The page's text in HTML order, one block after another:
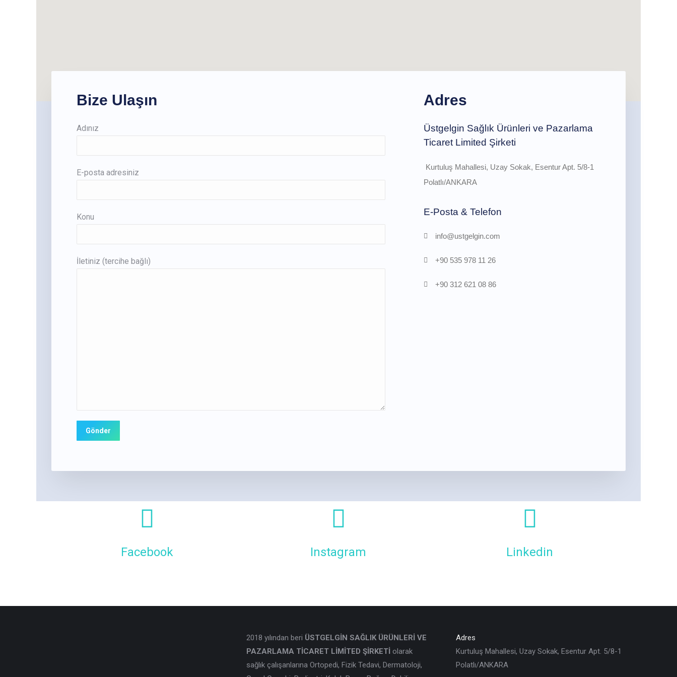
Bize Ulaşın
Adınız
E-posta adresiniz
Konu
İletiniz (tercihe bağlı)
Adres
Üstgelgin Sağlık Ürünleri ve Pazarlama
Ticaret Limited Şirketi
Kurtuluş Mahallesi, Uzay Sokak, Esentur Apt. 5/8-1
Polatlı/ANKARA
E-Posta & Telefon
info@ustgelgin.com
+90 535 978 11 26
+90 312 621 08 86
Facebook Instagram Linkedin
2018 yılından beri ÜSTGELGİN SAĞLIK ÜRÜNLERİ VE
PAZARLAMA TİCARET LİMİTED ŞİRKETİolarak
sağlık çalışanlarına Ortopedi, Fizik Tedavi, Dermatoloji,
Adres
Kurtuluş Mahallesi, Uzay Sokak, Esentur Apt. 5/8-1
Polatlı/ANKARA